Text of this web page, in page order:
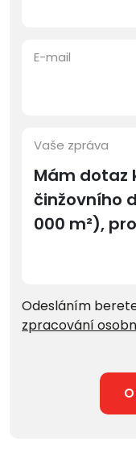
E-mail
Vaše zpráva
Odesláním
zpracování